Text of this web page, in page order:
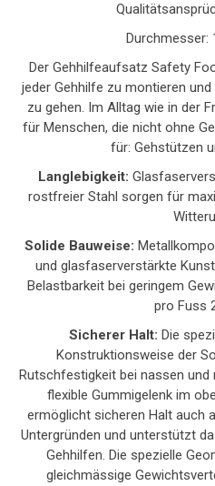
Durchmesser:
Der Gehhilfeaufsatz Safety
jeder Gehhilfe zu montieren
zu gehen. Im Alltag wie in der
für Menschen, die nicht ohne
für: Gehstützen
Langlebigkeit:
rostfreier Stahl sorgen für
Solide Bauweise:
und glasfaserverstärkte
Belastbarkeit bei geringem
pro Fuss
Sicherer Halt: Die
Konstruktionsweise der
Rutschfestigkeit bei nassen und
flexible Gummigelenk im
ermöglicht sicheren Halt auch
Untergründen und unterstützt
Gehhilfen. Die spezielle
gleichmässige